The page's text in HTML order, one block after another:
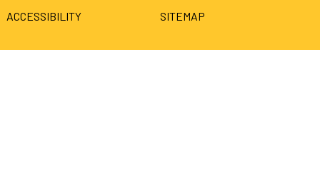
ACCESSIBILITY
SITEMAP